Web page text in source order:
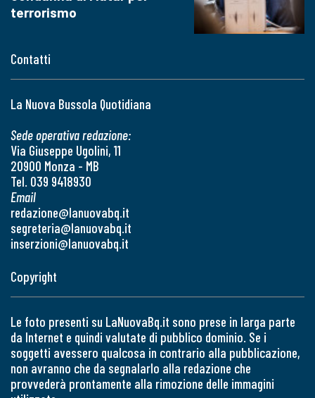
Contatti
La Nuova Bussola Quotidiana
Sede operativa redazione:
Via Giuseppe Ugolini, 11
20900 Monza - MB
Tel. 039 9418930
Email
redazione@lanuovabq.it
segreteria@lanuovabq.it
inserzioni@lanuovabq.it
terrorismo
Copyright
Le foto presenti su LaNuovaBq.it sono prese in larga parte
da Internet e quindi valutate di pubblico dominio. Se i
soggetti avessero qualcosa in contrario alla pubblicazione,
non avranno che da segnalarlo alla redazione che
provvederà prontamente alla rimozione delle immagini